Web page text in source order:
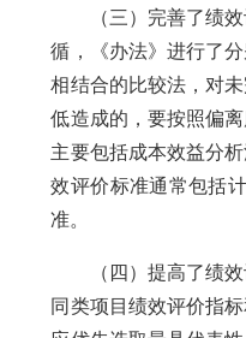
（三）完善了绩效
循，《办法》进行了
相结合的比较法，对
低造成的，要按照偏
主要包括成本效益分
效评价标准通常包括
准。
（四）提高了绩效
同类项目绩效评价指